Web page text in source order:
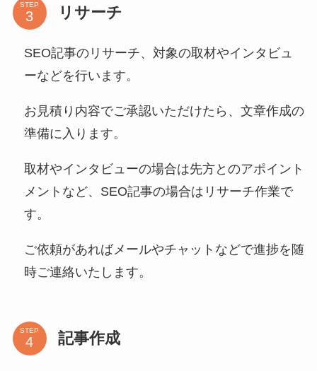
STEP リサーチ
SEO記事のリサーチ、対象の取材やインタビュ
ーなどを行います。
お見積り内容でご承認いただけたら、文章作成の
準備に入ります。
取材やインタビューの場合は先方とのアポイント
メントなど、SEO記事の場合はリサーチ作業で
す。
ご依頼があればメールやチャットなどで進捗を随
時ご連絡いたします。
STEP 記事作成